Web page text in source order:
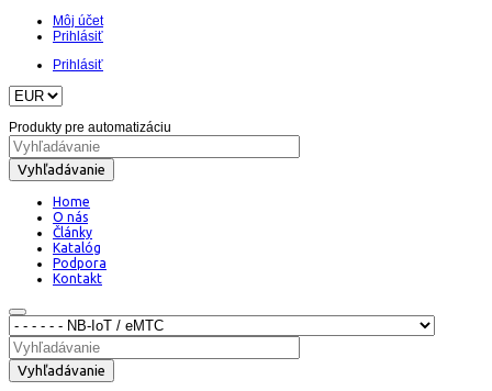
Môj účet
Prihlásiť
Prihlásiť
Produkty pre automatizáciu
Vyhľadávanie
Home
O nás
Články
Katalóg
Podpora
Kontakt
Vyhľadávanie